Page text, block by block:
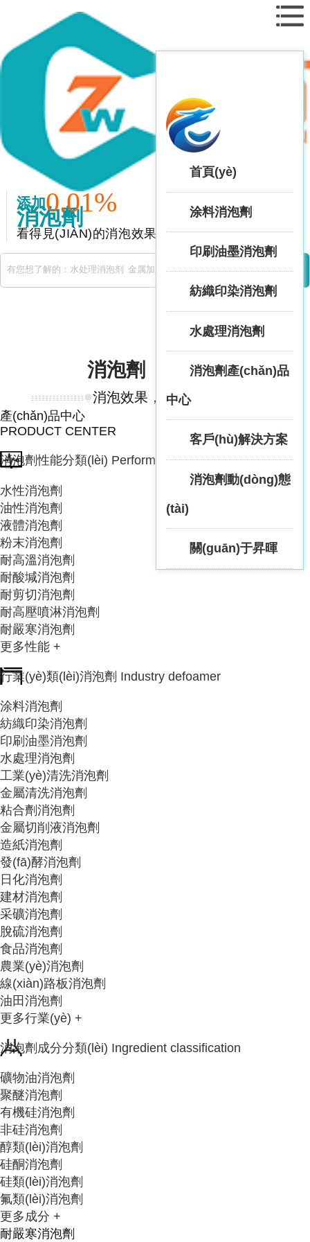
添加0.01%
消泡劑
看得見(JIÀN)的消泡效果
首頁(yè)
涂料消泡劑
印刷油墨消泡劑
紡織印染消泡劑
水處理消泡劑
消泡劑產(chǎn)品
中心
客戶(hù)解決方案
消泡劑動(dòng)態
(tài)
關(guān)于昇暉
消泡劑 列表
消泡效果，自有一套
產(chǎn)品中心
PRODUCT CENTER
消泡劑性能分類(lèi) Performance classification
水性消泡劑
油性消泡劑
液體消泡劑
粉末消泡劑
耐高溫消泡劑
耐酸堿消泡劑
耐剪切消泡劑
耐高壓噴淋消泡劑
耐嚴寒消泡劑
更多性能 +
行業(yè)類(lèi)消泡劑 Industry defoamer
涂料消泡劑
紡織印染消泡劑
印刷油墨消泡劑
水處理消泡劑
工業(yè)清洗消泡劑
金屬清洗消泡劑
粘合劑消泡劑
金屬切削液消泡劑
造紙消泡劑
發(fā)酵消泡劑
日化消泡劑
建材消泡劑
采礦消泡劑
脫硫消泡劑
食品消泡劑
農業(yè)消泡劑
線(xiàn)路板消泡劑
油田消泡劑
更多行業(yè) +
消泡劑成分分類(lèi) Ingredient classification
礦物油消泡劑
聚醚消泡劑
有機硅消泡劑
非硅消泡劑
醇類(lèi)消泡劑
硅酮消泡劑
硅類(lèi)消泡劑
氟類(lèi)消泡劑
更多成分 +
耐嚴寒消泡劑